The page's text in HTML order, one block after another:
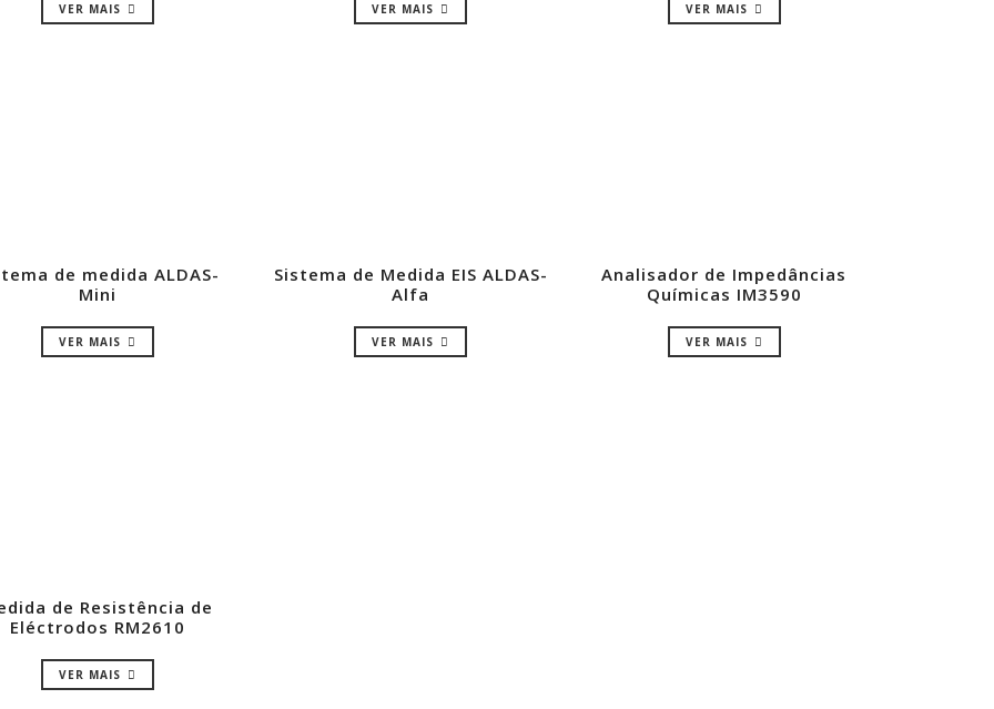
VER MAIS VER MAIS VER MAIS
de medida ALDAS-
Mini
VER MAIS
Sistema de Medida EIS ALDAS-
Alfa
VER MAIS
Analisador de Impedâncias
Químicas IM3590
VER MAIS
de Resistência de
Eléctrodos RM2610
VER MAIS